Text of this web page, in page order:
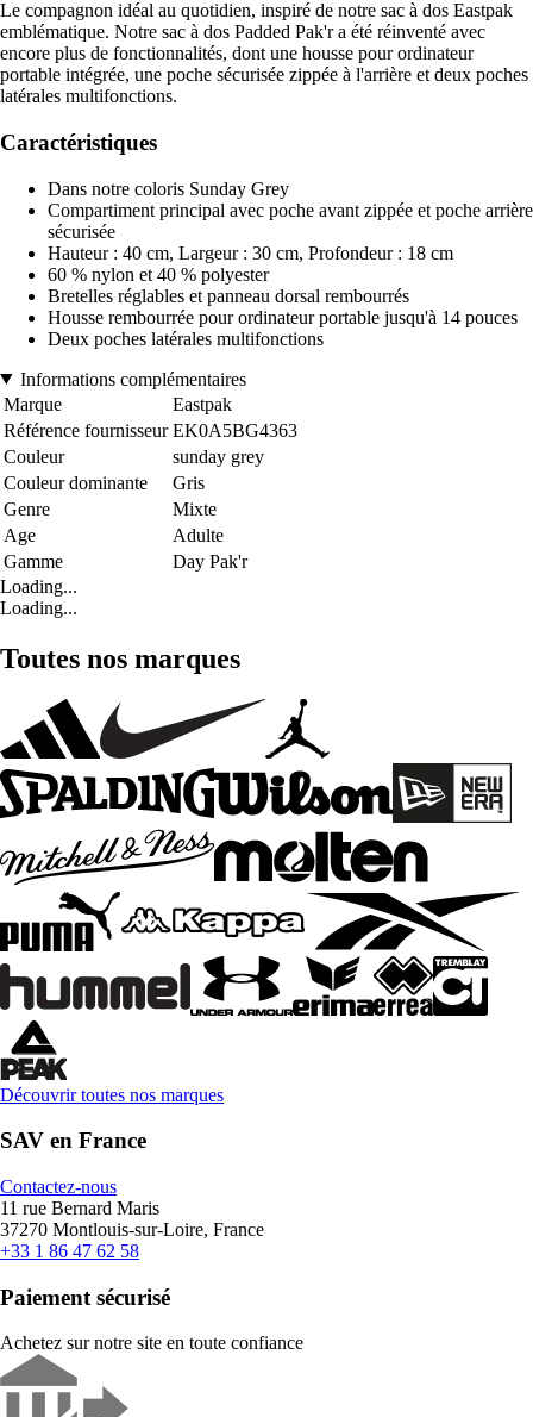
Le compagnon idéal au quotidien, inspiré de notre sac à dos Eastpak
emblématique. Notre sac à dos Padded Pak'r a été réinventé avec
encore plus de fonctionnalités, dont une housse pour ordinateur
portable intégrée, une poche sécurisée zippée à l'arrière et deux poches
latérales multifonctions.
Caractéristiques
Dans notre coloris Sunday Grey
Compartiment principal avec poche avant zippée et poche arrière
sécurisée
Hauteur : 40 cm, Largeur : 30 cm, Profondeur : 18 cm
60 % nylon et 40 % polyester
Bretelles réglables et panneau dorsal rembourrés
Housse rembourrée pour ordinateur portable jusqu'à 14 pouces
Deux poches latérales multifonctions
Informations complémentaires
Marque
Eastpak
Référence fournisseur EK0A5BG4363
Couleur
sunday grey
Couleur dominante
Gris
Genre
Mixte
Age
Adulte
Gamme
Day Pak'r
Loading...
Loading...
Toutes nos marques
Découvrir toutes nos marques
SAV en France
Contactez-nous
11 rue Bernard Maris
37270 Montlouis-sur-Loire, France
+33 1 86 47 62 58
Paiement sécurisé
Achetez sur notre site en toute confiance